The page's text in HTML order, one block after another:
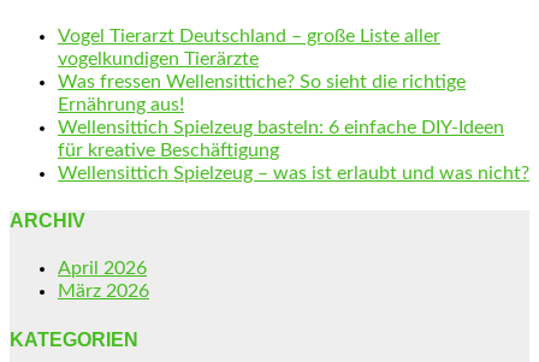
Vogel Tierarzt Deutschland – große Liste aller
vogelkundigen Tierärzte
Was fressen Wellensittiche? So sieht die richtige
Ernährung aus!
Wellensittich Spielzeug basteln: 6 einfache DIY-Ideen
für kreative Beschäftigung
Wellensittich Spielzeug – was ist erlaubt und was nicht?
ARCHIV
April 2026
März 2026
KATEGORIEN